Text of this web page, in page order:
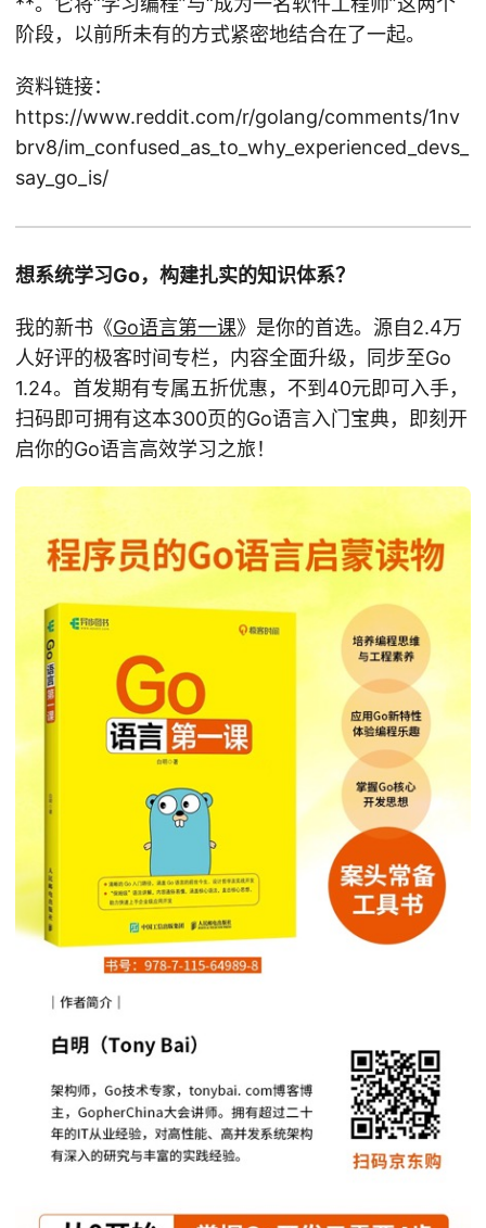
阶段，以前所未有的方式紧密地结合在了一起。
资料链接：
https://www.reddit.com/r/golang/comments/1nv
brv8/im_confused_as_to_why_experienced_devs_
say_go_is/
想系统学习Go，构建扎实的知识体系？
我的新书《Go语言第一课》是你的首选。源自2.4万
人好评的极客时间专栏，内容全面升级，同步至Go
1.24。首发期有专属五折优惠，不到40元即可入手，
扫码即可拥有这本300页的Go语言入门宝典，即刻开
启你的Go语言高效学习之旅！